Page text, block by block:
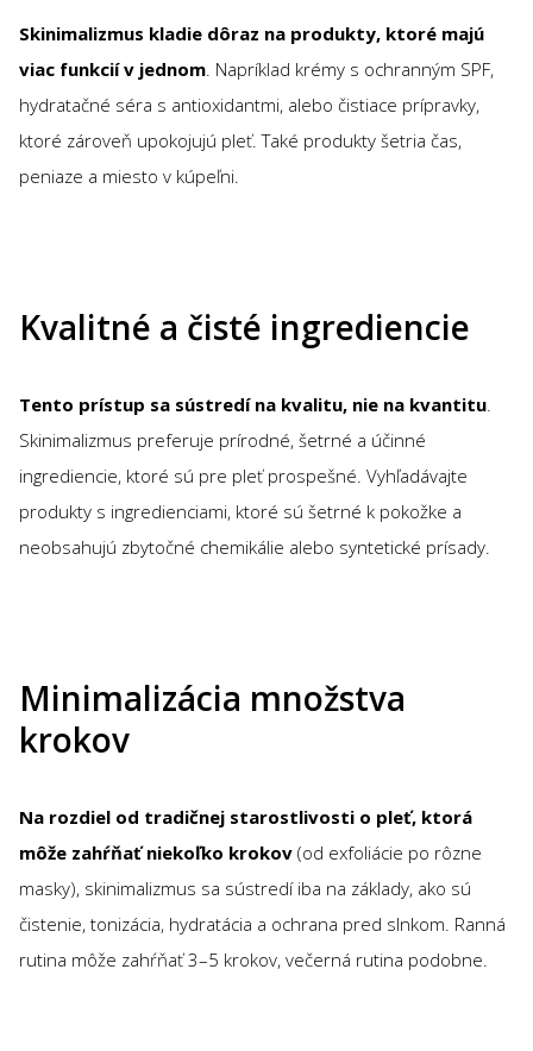
Skinimalizmus kladie dôraz na produkty, ktoré majú
viac funkcií v jednom . Napríklad krémy s ochranným SPF,
hydratačné séra s antioxidantmi, alebo čistiace prípravky,
ktoré zároveň upokojujú pleť. Také produkty šetria čas,
peniaze a miesto v kúpeľni.
Kvalitné a čisté ingrediencie
Tento prístup sa sústredí na kvalitu, nie na kvantitu
Skinimalizmus preferuje prírodné, šetrné a účinné
ingrediencie, ktoré sú pre pleť prospešné. Vyhľadávajte
produkty s ingredienciami, ktoré sú šetrné k pokožke a
neobsahujú zbytočné chemikálie alebo syntetické prísady.
Minimalizácia množstva
krokov
Na rozdiel od tradičnej starostlivosti o pleť, ktorá
môže zahŕňať niekoľko krokov (od exfoliácie po rôzne
masky), skinimalizmus sa sústredí iba na základy, ako sú
čistenie, tonizácia, hydratácia a ochrana pred slnkom. Ranná
rutina môže zahŕňať 3–5 krokov, večerná rutina podobne.